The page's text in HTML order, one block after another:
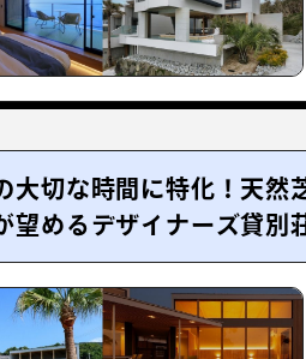
大切な時間に特化！天然
望めるデザイナーズ貸別